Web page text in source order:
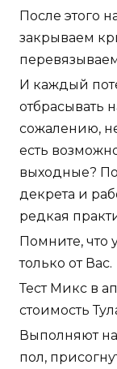
После этого
закрываем
И каждый
отбрасывать
сожалению,
есть
выходные?
декрета и
редкая
Помните, что
только от Вас.
Тест Микс в
стоимость
Выполняют
пол,